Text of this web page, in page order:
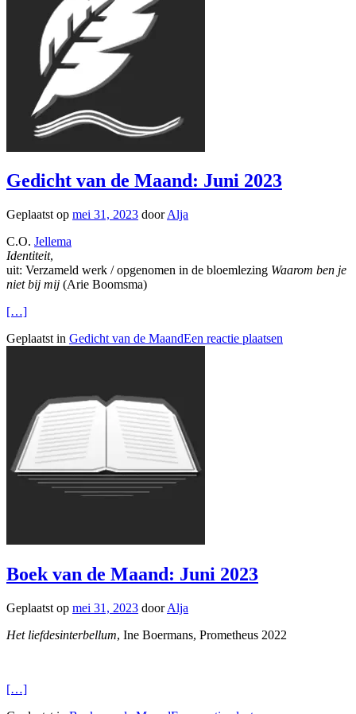
Gedicht van de Maand: Juni 2023
Geplaatst op mei 31, 2023 doorAlja
C.O. Jellema
Identiteit,
uit: Verzameld werk / opgenomen in de bloemlezing Waarom ben je
niet bij mij (Arie Boomsma)
[…]
Geplaatst in Gedicht van de MaandEen reactie plaatsen
Boek van de Maand: Juni 2023
Geplaatst op mei 31, 2023 doorAlja
Het liefdesinterbellum, Ine Boermans, Prometheus 2022
[…]